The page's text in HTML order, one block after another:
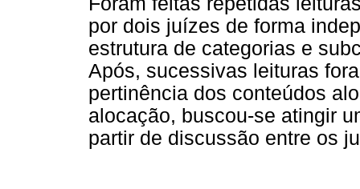
por dois juízes de forma
estrutura de categorias e
Após, sucessivas leituras
pertinência dos conteúdos
alocação, buscou-se atingir
partir de discussão entre os